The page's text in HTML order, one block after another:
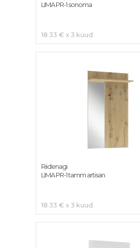
18.33 € x 3 kuud
LIMA PR-1 sonoma
18.33 € x 3 kuud
Riidenagi
LIMA PR-1 tamm artisan